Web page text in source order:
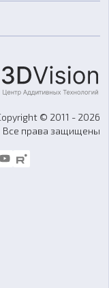
литья
© 2011 - 2026
Все права защищены